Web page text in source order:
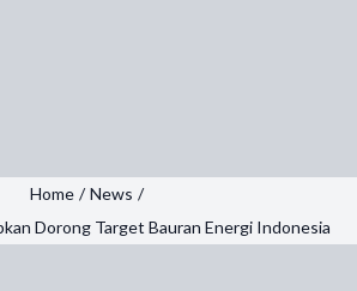
Home / News /
Dorong Target Bauran Energi Indonesia